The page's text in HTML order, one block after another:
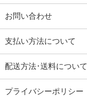
お問い合わせ
支払い方法について
配送方法･送料について
プライバシーポリシー